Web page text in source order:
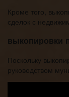
Кроме того,
сделок с
выкопировки
Поскольку
руководством